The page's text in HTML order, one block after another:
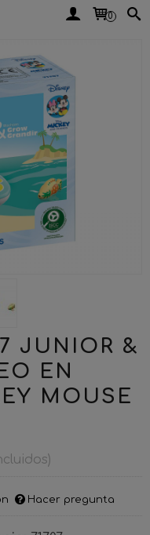
0
JUNIOR &
EN
MOUSE
Hacer pregunta